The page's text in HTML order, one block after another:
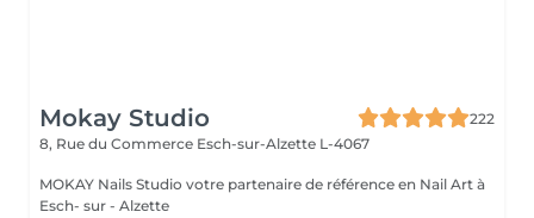
Mokay Studio
222
8, Rue du Commerce Esch-sur-Alzette L-4067
MOKAY Nails Studio votre partenaire de référence en Nail Art à
Esch- sur - Alzette